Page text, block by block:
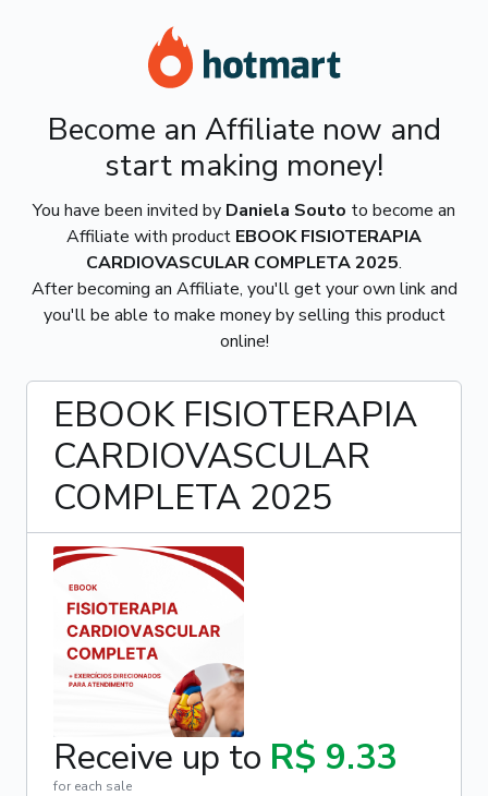
Become an Affiliate now and
start making money!
You have been invited by Daniela Souto to become an
Affiliate with product EBOOK FISIOTERAPIA
CARDIOVASCULAR COMPLETA 2025.
After becoming an Affiliate, you'll get your own link and
you'll be able to make money by selling this product
online!
EBOOK FISIOTERAPIA
CARDIOVASCULAR
COMPLETA 2025
Receive up to R$ 9.33
for each sale